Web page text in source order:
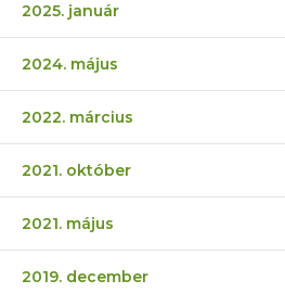
2025. január
2024. május
2022. március
2021. október
2021. május
2019. december